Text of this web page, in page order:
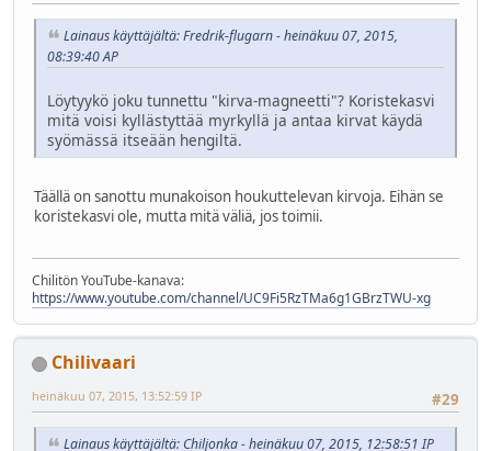
Lainaus käyttäjältä: Fredrik-flugarn - heinäkuu 07, 2015,
08:39:40 AP
Löytyykö joku tunnettu "kirva-magneetti"? Koristekasvi
mitä voisi kyllästyttää myrkyllä ja antaa kirvat käydä
syömässä itseään hengiltä.
Täällä on sanottu munakoison houkuttelevan kirvoja. Eihän se
koristekasvi ole, mutta mitä väliä, jos toimii.
Chilitön YouTube-kanava:
https://www.youtube.com/channel/UC9Fi5RzTMa6g1GBrzTWU-xg
Chilivaari
#29
heinäkuu 07, 2015, 13:52:59 IP
Lainaus käyttäjältä: Chiljonka - heinäkuu 07, 2015, 12:58:51 IP